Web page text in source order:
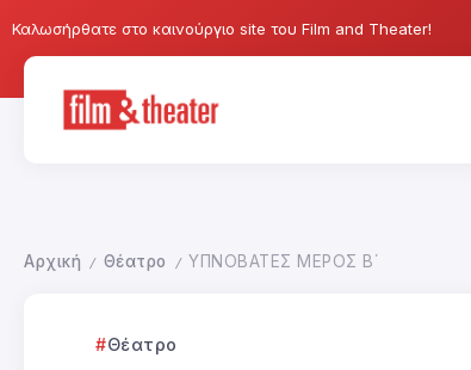
Καλωσήρθατε στο καινούργιο site του Film and Theater!
Αρχική / Θέατρο / ΥΠΝΟΒΑΤΕΣ ΜΕΡΟΣ Β΄
Θέατρο